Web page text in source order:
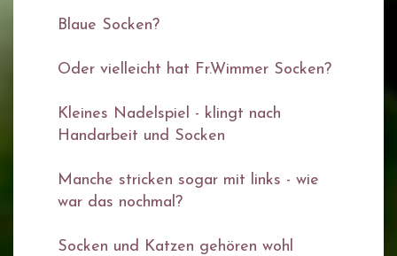
Blaue Socken?
Oder vielleicht hat Fr.Wimmer Socken?
Kleines Nadelspiel - klingt nach
Handarbeit und Socken
Manche stricken sogar mit links - wie
war das nochmal?
Socken und Katzen gehören wohl